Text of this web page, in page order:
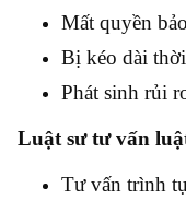
Mất quyền
Bị kéo dài
Phát sinh rủi
Luật sư tư vấn
Tư vấn trình